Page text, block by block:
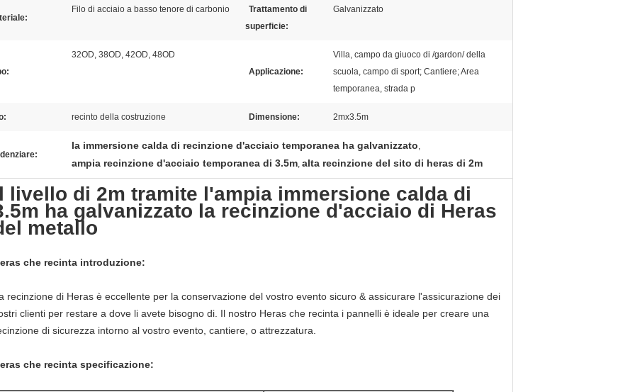
Filo di acciaio a basso tenore di carbonio
Trattamento di
superficie:
Galvanizzato
32OD, 38OD, 42OD, 48OD
Applicazione:
Villa, campo da giuoco di /gardon/ della
scuola, campo di sport; Cantiere; Area
temporanea, strada p
recinto della costruzione Dimensione: 2mx3.5m
la immersione calda di recinzione d'acciaio temporanea ha galvanizzato,
ampia recinzione d'acciaio temporanea di 3.5m, alta recinzione del sito di heras di 2m
livello di 2m tramite l'ampia immersione calda di
ha galvanizzato la recinzione d'acciaio di Heras
metallo
che recinta introduzione:
recinzione di Heras è eccellente per la conservazione del vostro evento sicuro & assicurare l'assicurazione dei
clienti per restare a dove li avete bisogno di. Il nostro Heras che recinta i pannelli è ideale per creare una
di sicurezza intorno al vostro evento, cantiere, o attrezzatura.
che recinta specificazione: